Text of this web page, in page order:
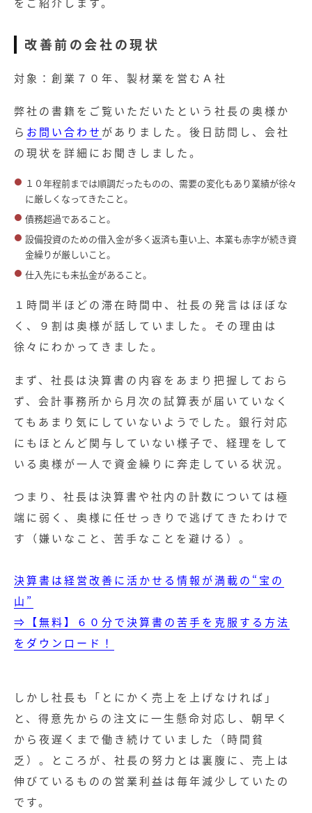
改善前の会社の現状
対象：創業７０年、製材業を営むＡ社
弊社の書籍をご覧いただいたという社長の奥様か
ら お問い合わせ がありました。後日訪問し、会社
の現状を詳細にお聞きしました。
１０年程前までは順調だったものの、需要の変化もあり業績が徐々
に厳しくなってきたこと。
債務超過であること。
設備投資のための借入金が多く返済も重い上、本業も赤字が続き資
金繰りが厳しいこと。
仕入先にも未払金があること。
１時間半ほどの滞在時間中、社長の発言はほぼな
く、９割は奥様が話していました。その理由は
徐々にわかってきました。
まず、社長は決算書の内容をあまり把握しておら
ず、会計事務所から月次の試算表が届いていなく
てもあまり気にしていないようでした。銀行対応
にもほとんど関与していない様子で、経理をして
いる奥様が一人で資金繰りに奔走している状況。
つまり、社長は決算書や社内の計数については極
端に弱く、奥様に任せっきりで逃げてきたわけで
す（嫌いなこと、苦手なことを避ける）。
決算書は経営改善に活かせる情報が満載の“宝の
山”
⇒【無料】６０分で決算書の苦手を克服する方法
をダウンロード！
しかし社長も「とにかく売上を上げなければ」
と、得意先からの注文に一生懸命対応し、朝早く
から夜遅くまで働き続けていました（時間貧
乏）。ところが、社長の努力とは裏腹に、売上は
伸びているものの営業利益は毎年減少していたの
です。